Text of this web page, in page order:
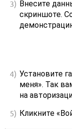
Внесите
скриншоте.
Установите
меня». Так
на
Кликните